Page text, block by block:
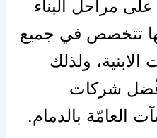
مراحل البناء
تتخصص في جميع
ولذلك
شركات
العامّة بالدمام.